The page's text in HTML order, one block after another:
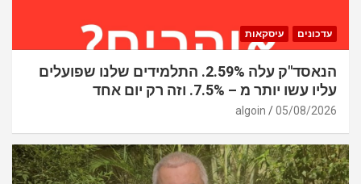
עדכונים עיסקאות
הנאסד"ק עלה 2.59%. התלמידים שלנו שפועלים
עליו עשו יותר מ – 7.5%. וזה רק יום אחד
05/08/2026
algoin